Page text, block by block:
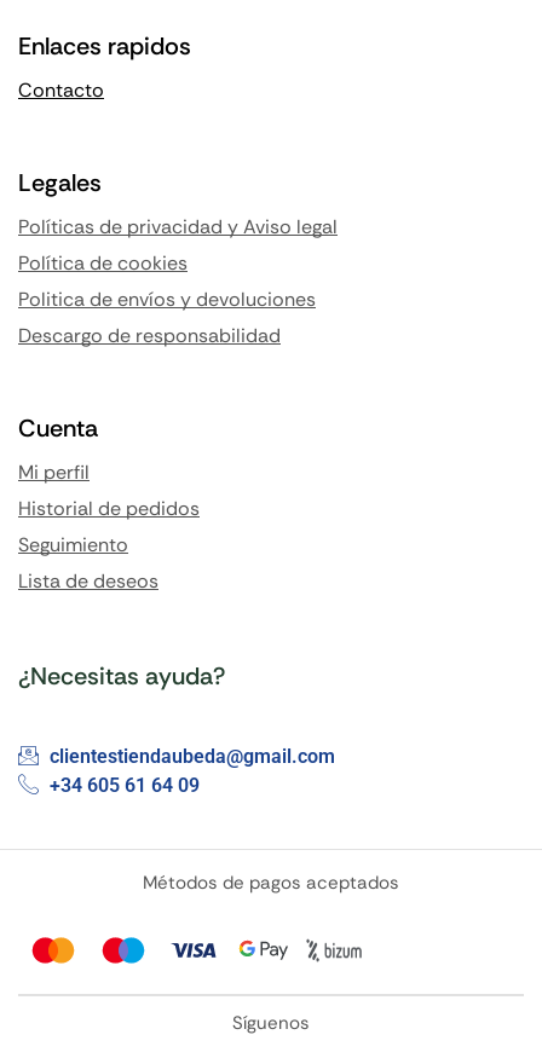
Enlaces rapidos
Contacto
Legales
Políticas de privacidad y Aviso legal
Política de cookies
Politica de envíos y devoluciones
Descargo de responsabilidad
Cuenta
Mi perfil
Historial de pedidos
Seguimiento
Lista de deseos
¿Necesitas ayuda?
clientestiendaubeda@gmail.com
+34 605 61 64 09
Métodos de pagos aceptados
Síguenos